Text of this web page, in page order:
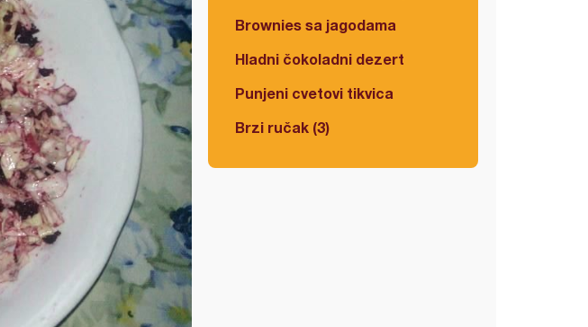
Brownies sa jagodama
Hladni čokoladni dezert
Punjeni cvetovi tikvica
Brzi ručak (3)